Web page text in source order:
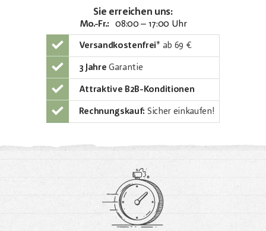
Sie erreichen uns:
Mo.-Fr.: 08:00 – 17:00 Uhr
Versandkostenfrei* ab 69 €
3 Jahre Garantie
Attraktive B2B-Konditionen
Rechnungskauf: Sicher einkaufen!